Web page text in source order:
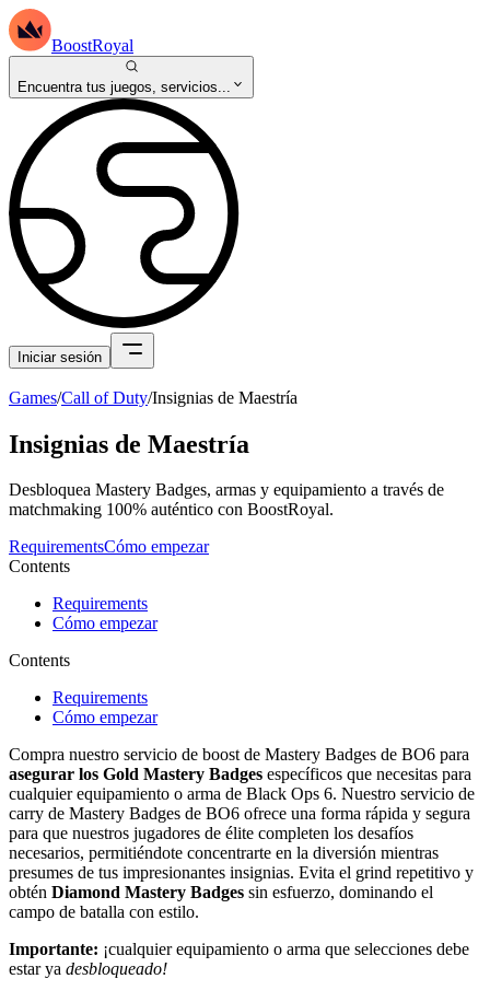
BoostRoyal
Encuentra tus juegos, servicios...
Iniciar sesión
Games/Call of Duty/Insignias de Maestría
Insignias de Maestría
Desbloquea Mastery Badges, armas y equipamiento a través de
matchmaking 100% auténtico con BoostRoyal.
RequirementsCómo empezar
Contents
Requirements
Cómo empezar
Contents
Requirements
Cómo empezar
Compra nuestro servicio de boost de Mastery Badges de BO6 para
asegurar los Gold Mastery Badges específicos que necesitas para
cualquier equipamiento o arma de Black Ops 6. Nuestro servicio de
carry de Mastery Badges de BO6 ofrece una forma rápida y segura
para que nuestros jugadores de élite completen los desafíos
necesarios, permitiéndote concentrarte en la diversión mientras
presumes de tus impresionantes insignias. Evita el grind repetitivo y
obtén Diamond Mastery Badges sin esfuerzo, dominando el
campo de batalla con estilo.
Importante: ¡cualquier equipamiento o arma que selecciones debe
estar ya desbloqueado!